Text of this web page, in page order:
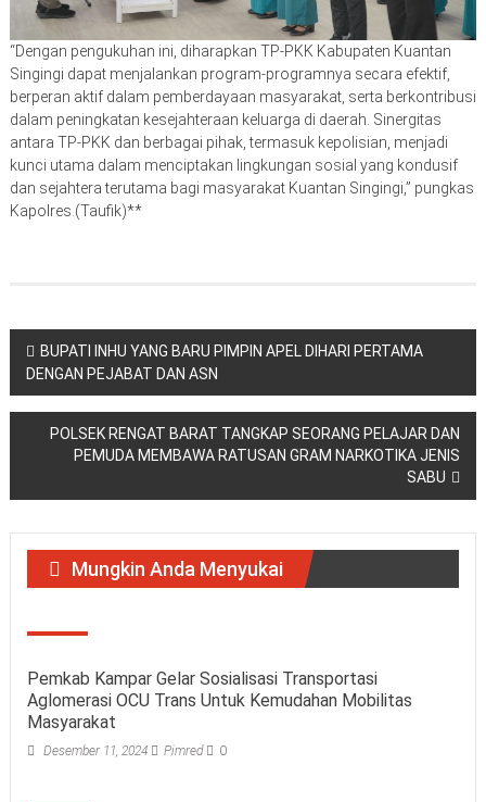
“Dengan pengukuhan ini, diharapkan TP-PKK Kabupaten Kuantan
Singingi dapat menjalankan program-programnya secara efektif,
berperan aktif dalam pemberdayaan masyarakat, serta berkontribusi
dalam peningkatan kesejahteraan keluarga di daerah. Sinergitas
antara TP-PKK dan berbagai pihak, termasuk kepolisian, menjadi
kunci utama dalam menciptakan lingkungan sosial yang kondusif
dan sejahtera terutama bagi masyarakat Kuantan Singingi,” pungkas
Kapolres.(Taufik)**
Navigasi
pos
BUPATI INHU YANG BARU PIMPIN APEL DIHARI PERTAMA
DENGAN PEJABAT DAN ASN
POLSEK RENGAT BARAT TANGKAP SEORANG PELAJAR DAN
PEMUDA MEMBAWA RATUSAN GRAM NARKOTIKA JENIS
SABU
Mungkin Anda Menyukai
Pemkab Kampar Gelar Sosialisasi Transportasi
Aglomerasi OCU Trans Untuk Kemudahan Mobilitas
Masyarakat
Desember 11, 2024 Pimred 0